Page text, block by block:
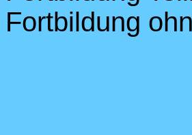
Fortbildung